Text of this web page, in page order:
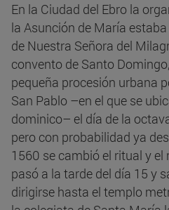
En la Ciudad del Ebro la
la Asunción de María
de Nuestra Señora del
convento de Santo
pequeña procesión urbana
San Pablo –en el que se
dominico– el día de la
pero con probabilidad ya
1560 se cambió el ritual y el
pasó a la tarde del día 15 y
dirigirse hasta el templo